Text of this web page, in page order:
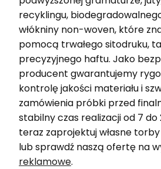
recyklingu,
włókniny non-woven, które
pomocą trwałego sitodruku,
precyzyjnego haftu. Jako
producent gwarantujemy
kontrolę jakości materiału i
zamówienia próbki przed
stabilny czas realizacji od 7 do
teraz zaprojektuj własne
lub sprawdź naszą ofertę na
reklamowe.